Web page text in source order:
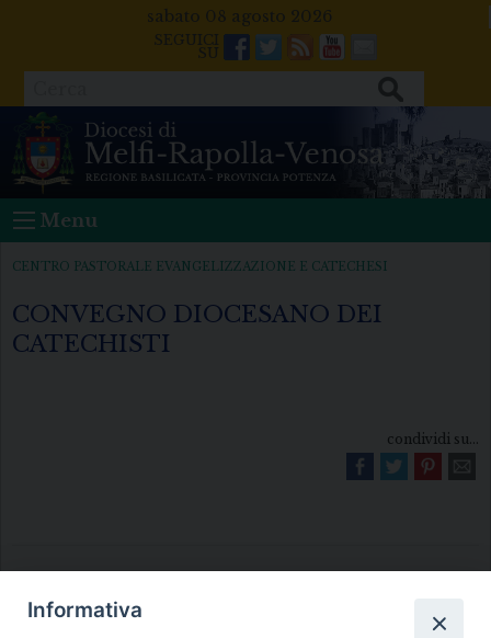
sabato 08 agosto 2026
Facebook
Twitter
FeedsYoutube
Mail
Menu
CENTRO PASTORALE EVANGELIZZAZIONE E CATECHESI
CONVEGNO DIOCESANO DEI
CATECHISTI
condividi su...
Informativa